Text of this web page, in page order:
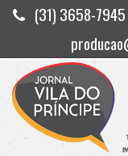
(31) 3658-7945